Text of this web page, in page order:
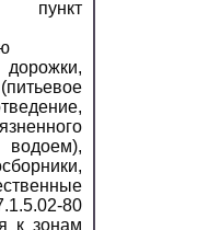
пункт
водоем),
80
к зонам